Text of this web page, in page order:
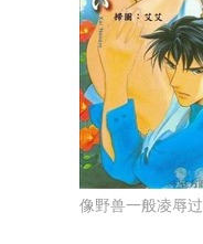
像野兽一般凌辱